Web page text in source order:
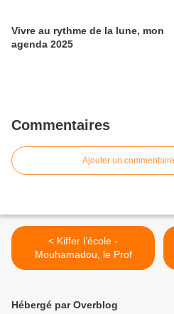
Vivre au rythme de la lune, mon
agenda 2025
Commentaires
Ajouter un commentaire
< Kiffer l’école -
Mouhamadou, le Prof
Hébergé par Overblog